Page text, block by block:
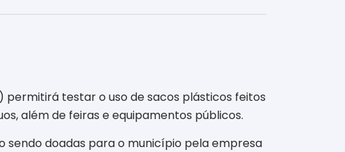
permitirá testar o uso de sacos plásticos feitos
além de feiras e equipamentos públicos.
sendo doadas para o município pela empresa